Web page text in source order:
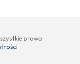
prawa